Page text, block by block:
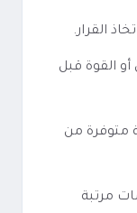
القرار.
القوة قبل
متوفرة من
مرتبة